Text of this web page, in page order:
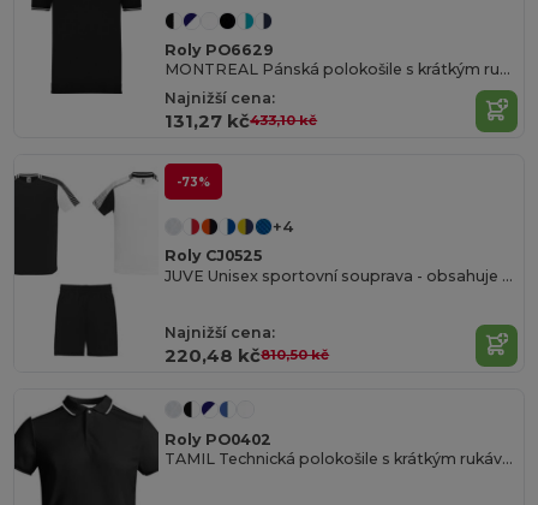
Roly PO6629
MONTREAL Pánská polokošile s krátkým rukávem a zapínáním na tři knoflíčky ve stejné barvě
Najnižší cena:
131,27 kč433,10 kč
-73%
+4
Roly CJ0525
JUVE Unisex sportovní souprava - obsahuje 2 trička + 1 kraťase
Najnižší cena:
220,48 kč810,50 kč
Roly PO0402
TAMIL Technická polokošile s krátkým rukávem z antibakteriálního recyklovaného polyesteru